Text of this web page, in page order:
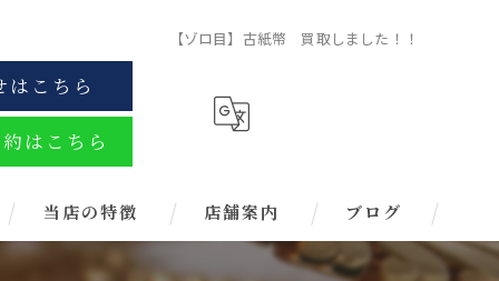
【ゾロ目】古紙幣 買取しました！！
はこちら
はこちら
当店の特徴 店舗案内 ブログ